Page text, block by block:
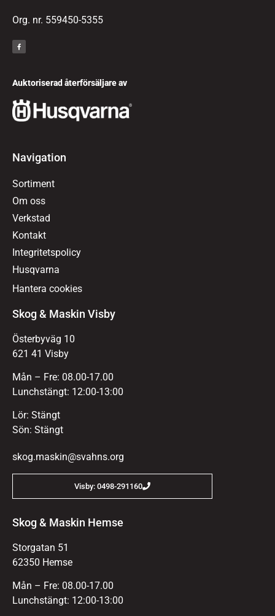
Org. nr. 559450-5355
Auktoriserad återförsäljare av
Navigation
Sortiment
Om oss
Verkstad
Kontakt
Integritetspolicy
Husqvarna
Hantera cookies
Skog & Maskin Visby
Österbyväg 10
621 41 Visby
Mån – Fre: 08.00-17.00
Lunchstängt: 12:00-13:00
Lör: Stängt
Sön: Stängt
skog.maskin@svahns.org
Visby: 0498-291160
Skog & Maskin Hemse
Storgatan 51
62350 Hemse
Mån – Fre: 08.00-17.00
Lunchstängt: 12:00-13:00